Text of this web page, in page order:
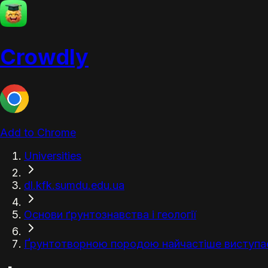
Crowdly
Add to Chrome
Universities
dl.kfk.sumdu.edu.ua
Основи ґрунтознавства і геології
Ґрунтотворною породою найчастіше